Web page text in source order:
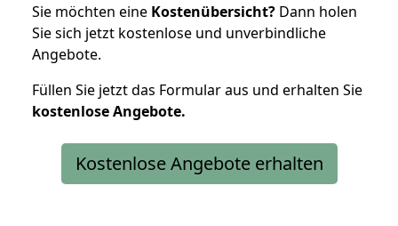
Sie möchten eine Kostenübersicht? Dann holen
Sie sich jetzt kostenlose und unverbindliche
Angebote.
Füllen Sie jetzt das Formular aus und erhalten Sie
kostenloseAngebote.
Kostenlose Angebote erhalten